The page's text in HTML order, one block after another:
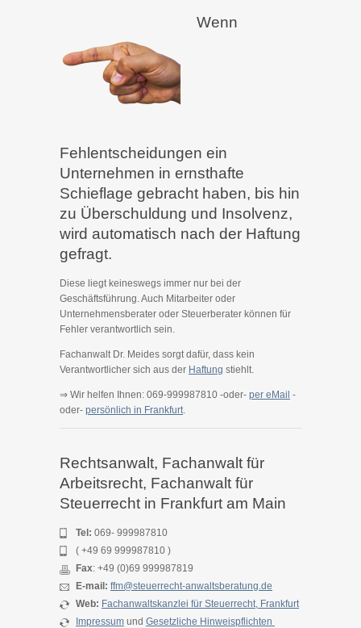
Wenn
Fehlentscheidungen ein
Unternehmen in ernsthafte
Schieflage gebracht haben, bis hin
zu Überschuldung und Insolvenz,
wird automatisch nach der Haftung
gefragt.
Diese liegt keineswegs immer nur bei der
Geschäftsführung. Auch Mitarbeiter oder
Unternehmensberater oder Steuerberater können für
Fehler verantwortlich sein.
Fachanwalt Dr. Meides sorgt dafür, dass kein
Verantwortlicher sich aus der Haftung stiehlt.
⇒ Wir helfen Ihnen: 069-999987810 -oder- per eMail -
oder- persönlich in Frankfurt.
Rechtsanwalt, Fachanwalt für
Arbeitsrecht, Fachanwalt für
Steuerrecht in Frankfurt am Main
Tel: 069- 999987810
( +49 69 999987810 )
Fax: +49 (0)69 999987819
E-mail: ffm@steuerrecht-anwaltsberatung.de
Web: Fachanwaltskanzlei für Steuerrecht, Frankfurt
Impressum und Gesetzliche Hinweispflichten